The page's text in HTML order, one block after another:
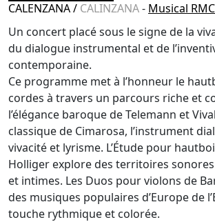
CALENZANA/ CALINZANA- Musical
Un concert placé sous le signe de la
du dialogue instrumental et de
contemporaine.
Ce programme met à l’honneur le
cordes à travers un parcours riche et
l’élégance baroque de Telemann et
classique de Cimarosa, l’instrument
vivacité et lyrisme. L’Étude pour
Holliger explore des territoires
et intimes. Les Duos pour violons de
des musiques populaires d’Europe de
touche rythmique et colorée.